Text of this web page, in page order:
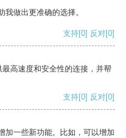
做出更准确的选择。
支持[0] 反对[0]
高速度和安全性的连接，并帮
支持[0] 反对[0]
加一些新功能。比如，可以增加